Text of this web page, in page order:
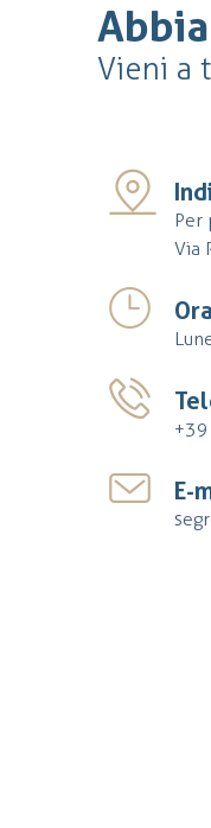
Vieni a
Per
Via
E-